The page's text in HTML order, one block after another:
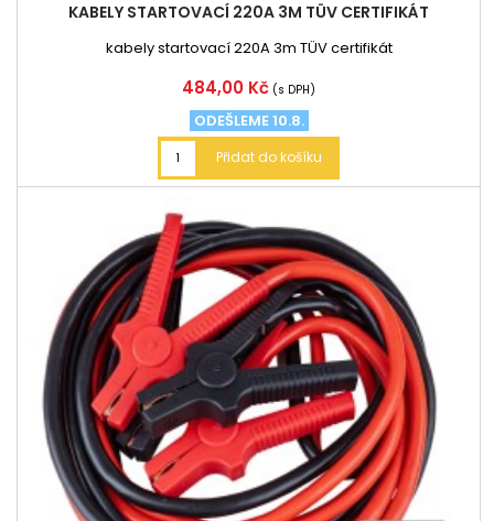
KABELY STARTOVACÍ 220A 3M TÜV CERTIFIKÁT
kabely startovací 220A 3m TÜV certifikát
Cena
484,00 Kč (s DPH)
ODEŠLEME 10.8.
Přidat do košíku